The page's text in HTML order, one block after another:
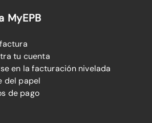
MyEPB
tu cuenta
en la facturación nivelada
del papel
de pago